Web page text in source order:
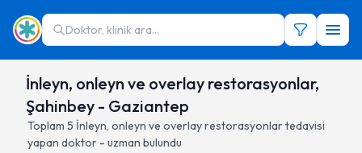
Doktor, klinik ara...
İnleyn, onleyn ve overlay restorasyonlar,
Şahinbey - Gaziantep
Toplam 5 İnleyn, onleyn ve overlay restorasyonlartedavisi
yapan doktor - uzman bulundu